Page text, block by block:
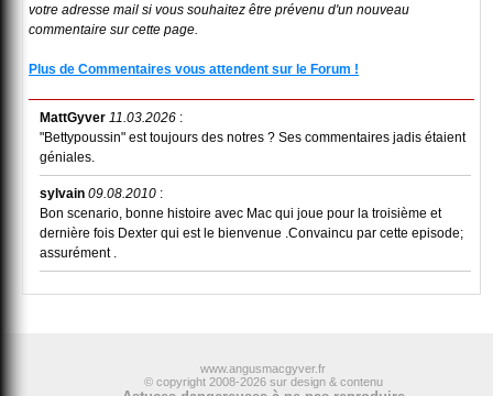
votre adresse mail si vous souhaitez être prévenu d'un nouveau
commentaire sur cette page.
Plus de Commentaires vous attendent sur le Forum !
MattGyver 11.03.2026 :
"Bettypoussin" est toujours des notres ? Ses commentaires jadis étaient
géniales.
sylvain 09.08.2010 :
Bon scenario, bonne histoire avec Mac qui joue pour la troisième et
dernière fois Dexter qui est le bienvenue .Convaincu par cette episode;
assurément .
www.angusmacgyver.fr
© copyright 2008-2026 sur design & contenu